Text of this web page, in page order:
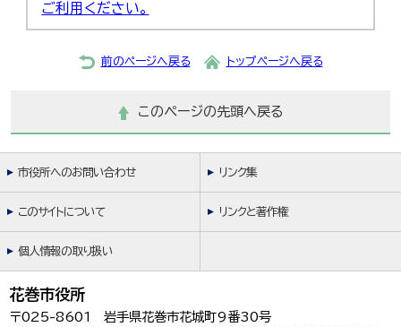
ご利用ください。
前のページへ戻る トップページへ戻る
このページの先頭へ戻る
市役所へのお問い合わせ リンク集
このサイトについて リンクと著作権
個人情報の取り扱い
花巻市役所
〒025-8601 岩手県花巻市花城町9番30号